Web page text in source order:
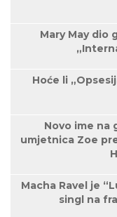
Mary May dio
Hoće li
Novo ime na
umjetnica Zoe
Macha Ravel je
singl na